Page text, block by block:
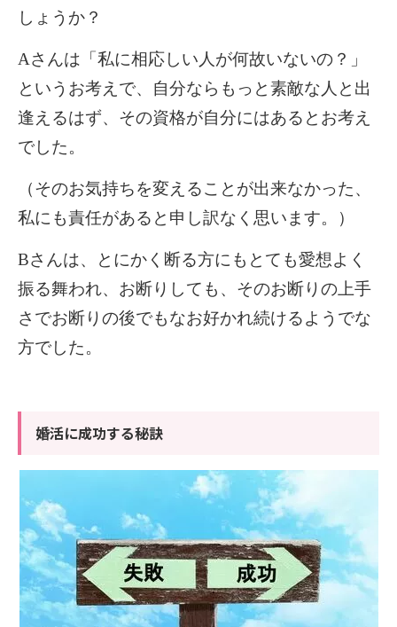
しょうか？
Aさんは「私に相応しい人が何故いないの？」
というお考えで、自分ならもっと素敵な人と出
逢えるはず、その資格が自分にはあるとお考え
でした。
（そのお気持ちを変えることが出来なかった、
私にも責任があると申し訳なく思います。）
Bさんは、とにかく断る方にもとても愛想よく
振る舞われ、お断りしても、そのお断りの上手
さでお断りの後でもなお好かれ続けるようでな
方でした。
婚活に成功する秘訣